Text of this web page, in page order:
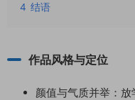
4 结语
作品风格与定位
颜值与气质并举：